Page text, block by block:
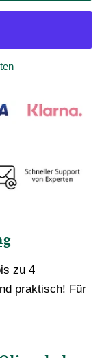
zu 4
praktisch! Für